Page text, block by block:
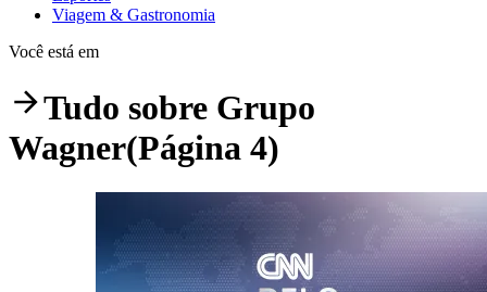
Viagem & Gastronomia
Você está em
Tudo sobre Grupo
Wagner(Página 4)